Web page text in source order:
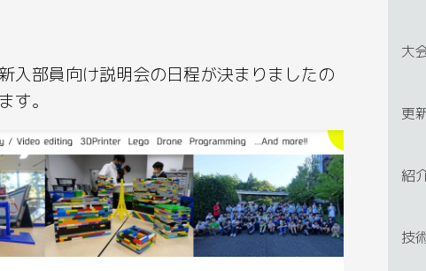
入部員向け説明会の日程が決まりましたの
す。
大
更
紹
技